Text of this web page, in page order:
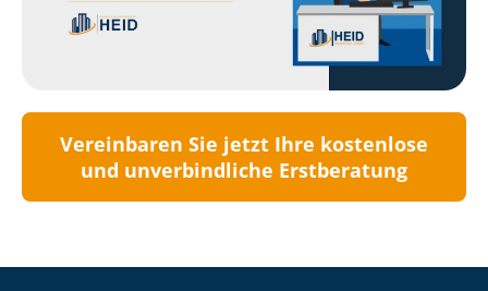
Vereinbaren Sie jetzt Ihre kostenlose
und unverbindliche Erstberatung